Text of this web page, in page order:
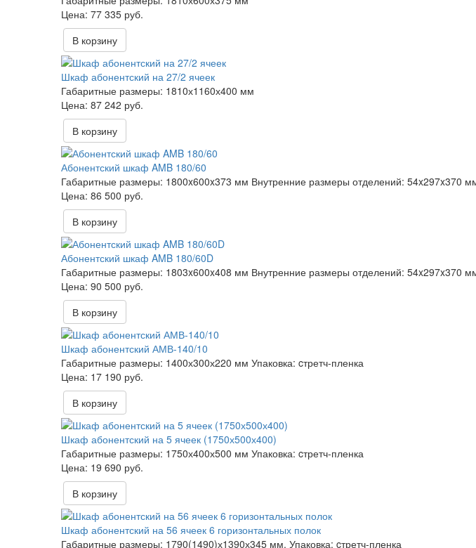
77 335 руб.
В корзину
Шкаф абонентский на 27/2 ячеек
Габаритные размеры: 1810х1160х400 мм
87 242 руб.
В корзину
Абонентский шкаф AMB 180/60
Габаритные размеры: 1800x600x373 мм Внутренние размеры отделений: 54x297x370
86 500 руб.
В корзину
Абонентский шкаф AMB 180/60D
Габаритные размеры: 1803x600x408 мм Внутренние размеры отделений: 54x297x370
90 500 руб.
В корзину
Шкаф абонентский АМВ-140/10
Габаритные размеры: 1400х300х220 мм Упаковка: cтретч-пленка
17 190 руб.
В корзину
Шкаф абонентский на 5 ячеек (1750х500х400)
Габаритные размеры: 1750х400х500 мм Упаковка: cтретч-пленка
19 690 руб.
В корзину
Шкаф абонентский на 56 ячеек 6 горизонтальных полок
Габаритные размеры: 1790(1490)х1390х345 мм. Упаковка: cтретч-пленка